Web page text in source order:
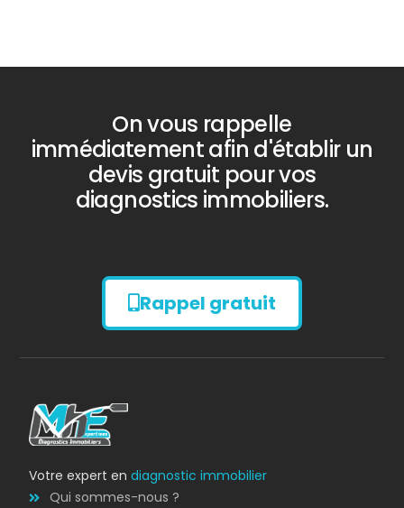
DPE
Diagnostic
AMIANTE
On vous rappelle
immédiatement afin d'établir un
devis gratuit pour vos
diagnostics immobiliers.
Rappel gratuit
Votre expert endiagnostic immobilier
Qui sommes-nous ?